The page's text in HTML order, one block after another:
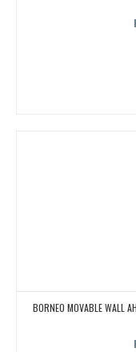
BORNEO MOVABLE WALL